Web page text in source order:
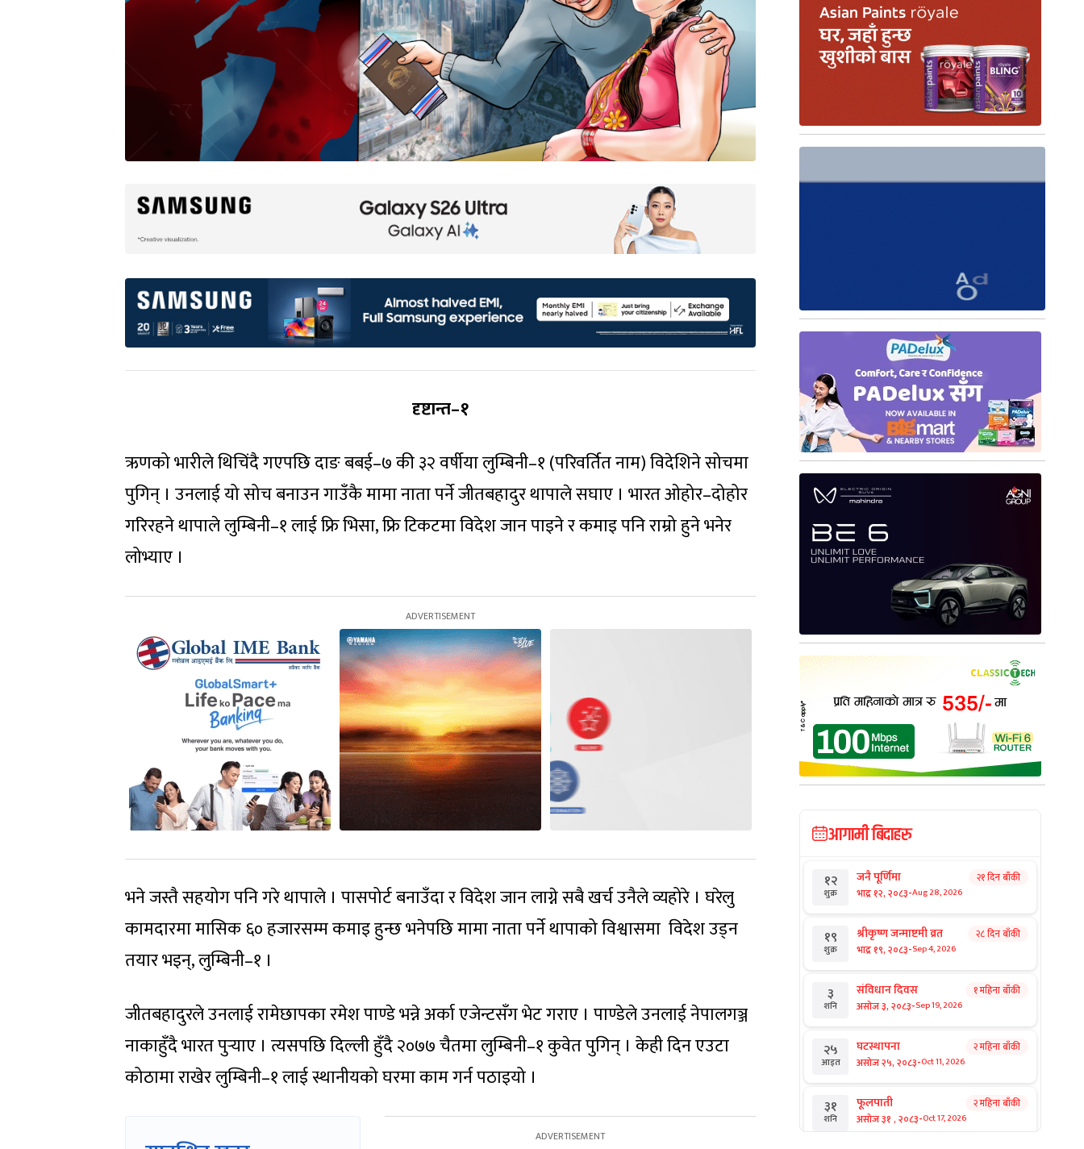
दृष्टान्त–१
ऋणको भारीले थिचिंदै गएपछि दाङ बबई–७ की ३२ वर्षीया लुम्बिनी–१ (परिवर्तित नाम) विदेशिने सोचमा
पुगिन् । उनलाई यो सोच बनाउन गाउँकै मामा नाता पर्ने जीतबहादुर थापाले सघाए । भारत ओहोर–दोहोर
गरिरहने थापाले लुम्बिनी–१ लाई फ्रि भिसा, फ्रि टिकटमा विदेश जान पाइने र कमाइ पनि राम्रो हुने भनेर
लोभ्याए ।
भने जस्तै सहयोग पनि गरे थापाले । पासपोर्ट बनाउँदा र विदेश जान लाग्ने सबै खर्च उनैले व्यहोरे । घरेलु
कामदारमा मासिक ६० हजारसम्म कमाइ हुन्छ भनेपछि मामा नाता पर्ने थापाको विश्वासमा विदेश उड्न
तयार भइन्, लुम्बिनी–१ ।
जीतबहादुरले उनलाई रामेछापका रमेश पाण्डे भन्ने अर्का एजेन्टसँग भेट गराए । पाण्डेले उनलाई नेपालगञ्ज
नाकाहुँदै भारत पुर्‍याए । त्यसपछि दिल्ली हुँदै २०७७ चैतमा लुम्बिनी–१ कुवेत पुगिन् । केही दिन एउटा
कोठामा राखेर लुम्बिनी–१ लाई स्थानीयको घरमा काम गर्न पठाइयो ।
आगामी बिदाहरु
१२
शुक्र
जनै पूर्णिमा
भाद्र १२, २०८३-Aug 28, 2026
२१ दिन बाँकी
१९
शुक्र
श्रीकृष्ण जन्माष्टमी व्रत
भाद्र १९, २०८३-Sep 4, 2026
२८ दिन बाँकी
३
शनि
संविधान दिवस
असोज ३, २०८३-Sep 19, 2026
१ महिना बाँकी
२५
आइत
घटस्थापना
असोज २५, २०८३-Oct 11, 2026
२ महिना बाँकी
३१
शनि
फूलपाती
असोज ३१ , २०८३-Oct 17, 2026
२ महिना बाँकी